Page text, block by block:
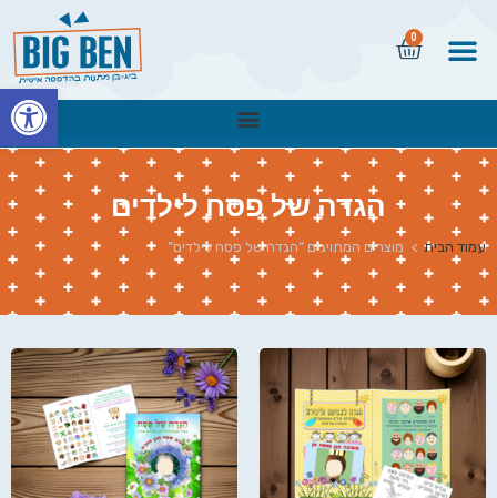
0
הגדה של פסח לילדים
עמוד הבית > מוצרים המתויגים “הגדה של פסח לילדים”